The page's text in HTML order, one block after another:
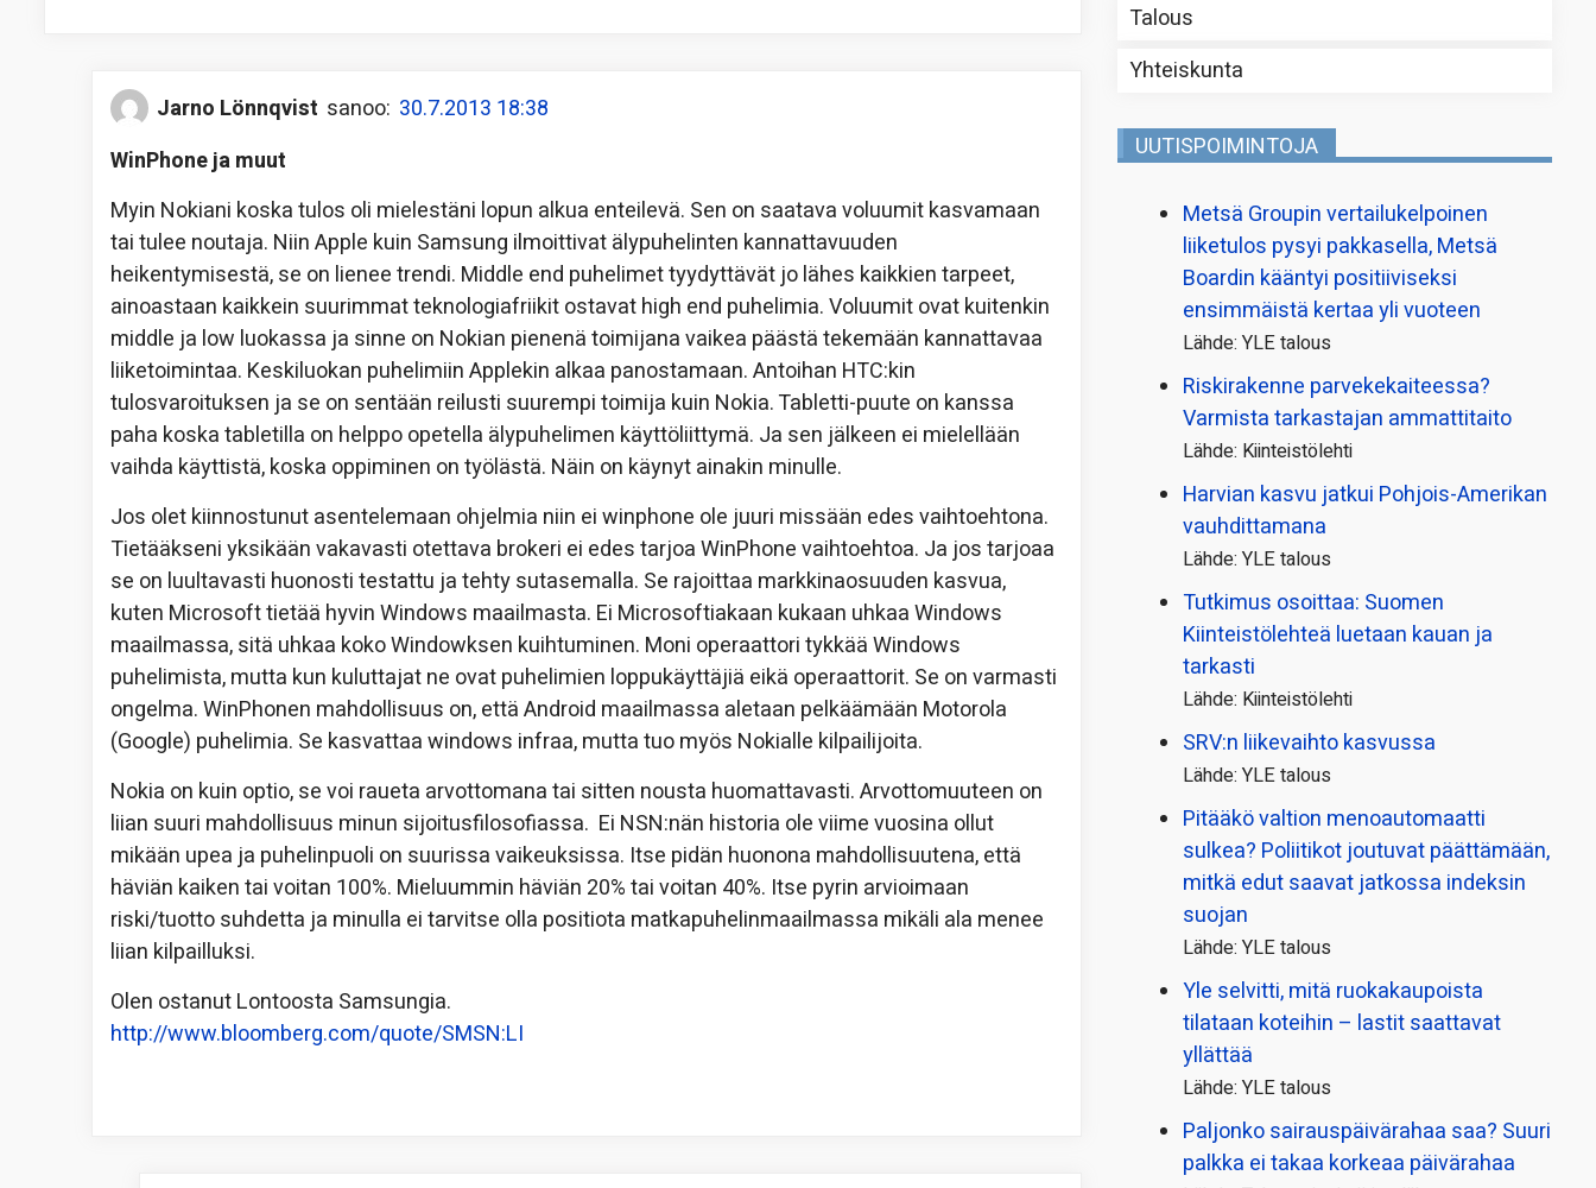
Jarno Lönnqvist sanoo: 30.7.2013 18:38
WinPhone ja muut
Myin Nokiani koska tulos oli mielestäni lopun alkua enteilevä. Sen on saatava voluumit kasvamaan
tai tulee noutaja. Niin Apple kuin Samsung ilmoittivat älypuhelinten kannattavuuden
heikentymisestä, se on lienee trendi. Middle end puhelimet tyydyttävät jo lähes kaikkien tarpeet,
ainoastaan kaikkein suurimmat teknologiafriikit ostavat high end puhelimia. Voluumit ovat kuitenkin
middle ja low luokassa ja sinne on Nokian pienenä toimijana vaikea päästä tekemään kannattavaa
liiketoimintaa. Keskiluokan puhelimiin Applekin alkaa panostamaan. Antoihan HTC:kin
tulosvaroituksen ja se on sentään reilusti suurempi toimija kuin Nokia. Tabletti-puute on kanssa
paha koska tabletilla on helppo opetella älypuhelimen käyttöliittymä. Ja sen jälkeen ei mielellään
vaihda käyttistä, koska oppiminen on työlästä. Näin on käynyt ainakin minulle.
Jos olet kiinnostunut asentelemaan ohjelmia niin ei winphone ole juuri missään edes vaihtoehtona.
Tietääkseni yksikään vakavasti otettava brokeri ei edes tarjoa WinPhone vaihtoehtoa. Ja jos tarjoaa
se on luultavasti huonosti testattu ja tehty sutasemalla. Se rajoittaa markkinaosuuden kasvua,
kuten Microsoft tietää hyvin Windows maailmasta. Ei Microsoftiakaan kukaan uhkaa Windows
maailmassa, sitä uhkaa koko Windowksen kuihtuminen. Moni operaattori tykkää Windows
puhelimista, mutta kun kuluttajat ne ovat puhelimien loppukäyttäjiä eikä operaattorit. Se on varmasti
ongelma. WinPhonen mahdollisuus on, että Android maailmassa aletaan pelkäämään Motorola
(Google) puhelimia. Se kasvattaa windows infraa, mutta tuo myös Nokialle kilpailijoita.
Nokia on kuin optio, se voi raueta arvottomana tai sitten nousta huomattavasti. Arvottomuuteen on
liian suuri mahdollisuus minun sijoitusfilosofiassa. Ei NSN:nän historia ole viime vuosina ollut
mikään upea ja puhelinpuoli on suurissa vaikeuksissa. Itse pidän huonona mahdollisuutena, että
häviän kaiken tai voitan 100%. Mieluummin häviän 20% tai voitan 40%. Itse pyrin arvioimaan
riski/tuotto suhdetta ja minulla ei tarvitse olla positiota matkapuhelinmaailmassa mikäli ala menee
liian kilpailluksi.
Olen ostanut Lontoosta Samsungia.
http://www.bloomberg.com/quote/SMSN:LI
Talous
Yhteiskunta
UUTISPOIMINTOJA
Metsä Groupin vertailu­kelpoinen
liiketulos pysyi pakkasella, Metsä
Boardin kääntyi positiiviseksi
ensimmäistä kertaa yli vuoteen
Lähde: YLE talous
Riskirakenne parvekekaiteessa?
Varmista tarkastajan ammattitaito
Lähde: Kiinteistölehti
Harvian kasvu jatkui Pohjois-Amerikan
vauhdittamana
Lähde: YLE talous
Tutkimus osoittaa: Suomen
Kiinteistölehteä luetaan kauan ja
tarkasti
Lähde: Kiinteistölehti
SRV:n liikevaihto kasvussa
Lähde: YLE talous
Pitääkö valtion menoautomaatti
sulkea? Poliitikot joutuvat päättämään,
mitkä edut saavat jatkossa indeksin
suojan
Lähde: YLE talous
Yle selvitti, mitä ruokakaupoista
tilataan koteihin – lastit saattavat
yllättää
Lähde: YLE talous
Paljonko sairauspäivä­rahaa saa? Suuri
palkka ei takaa korkeaa päivärahaa